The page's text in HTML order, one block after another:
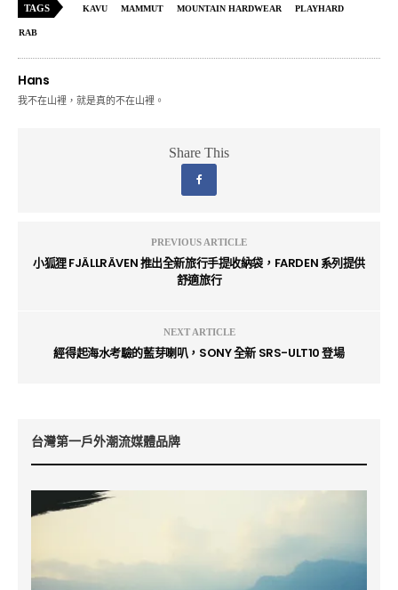
TAGS KAVU MAMMUT MOUNTAIN HARDWEAR PLAYHARD
RAB
Hans
我不在山裡，就是真的不在山裡。
Share This
PREVIOUS ARTICLE
小狐狸 FJÄLLRÄVEN 推出全新旅行手提收納袋，FARDEN 系列提供
舒適旅行
NEXT ARTICLE
經得起海水考驗的藍芽喇叭，SONY 全新 SRS-ULT10 登場
台灣第一戶外潮流媒體品牌